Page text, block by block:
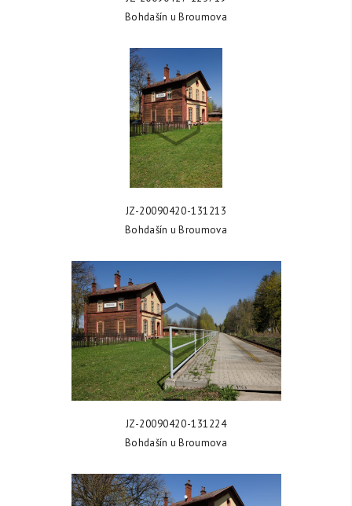
Bohdašín u Broumova
ZOBRAZIT FOTKU
JZ-20090420-131213
Bohdašín u Broumova
ZOBRAZIT FOTKU
JZ-20090420-131224
Bohdašín u Broumova